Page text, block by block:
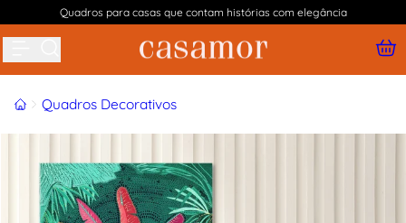
Quadros para casas que contam histórias com elegância
InícioQuadros Decorativos